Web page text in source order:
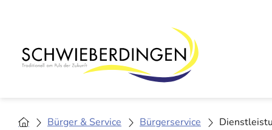
Bürger & Service Bürgerservice